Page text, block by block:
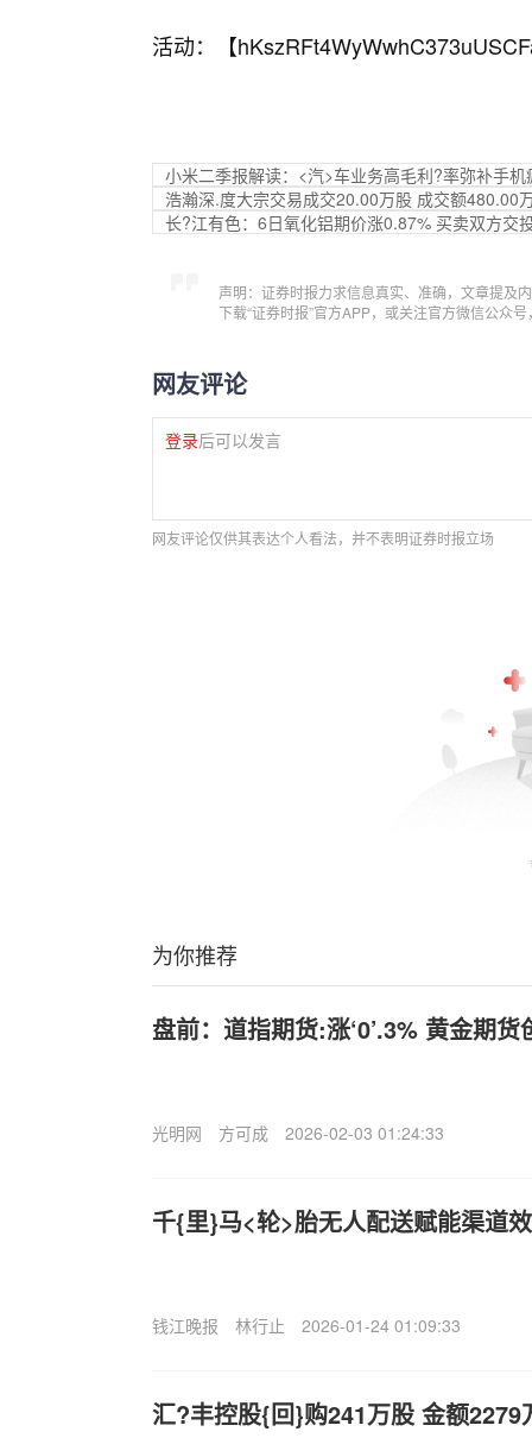
活动：【
小米二季报解读：<汽>车业务高毛利?率弥补手
浩瀚深.度大宗交易成交20.00万股 成交额480.00
长?江有色：6日氧化铝期价涨0.87% 买卖双方交
声明：证券时报力求信息真实、准确，文章提及
下载“证券时报”官方APP，或关注官方微信公众
网友评论
登录后可以发言
网友评论仅供其表达个人看法，并不表明证券时报立场
为你推荐
盘前：道指期货:涨‘0’.3% 黄金期货
光明网 方可成 2026-02-03 01:24:33
千{里}马<轮>胎无人配送赋能渠道
钱江晚报 林行止 2026-01-24 01:09:33
汇?丰控股{回}购241万股 金额2279